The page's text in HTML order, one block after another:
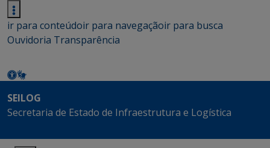
ir para conteúdoir para navegaçãoir para busca
Ouvidoria Transparência
SEILOG
Secretaria de Estado de Infraestrutura e Logística